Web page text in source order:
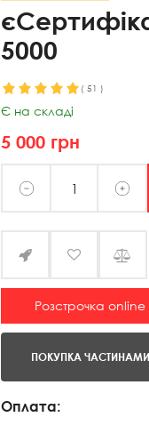
5000
( 51 )
Є на складі
5 000 грн
Розстрочка online
ПОКУПКА ЧАСТИНАМИ
Оплата: